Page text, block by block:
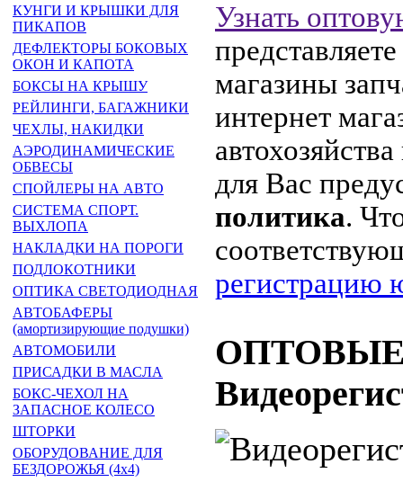
КУНГИ И КРЫШКИ ДЛЯ
ПИКАПОВ
ДЕФЛЕКТОРЫ БОКОВЫХ
ОКОН И КАПОТА
БОКСЫ НА КРЫШУ
РЕЙЛИНГИ, БАГАЖНИКИ
ЧЕХЛЫ, НАКИДКИ
АЭРОДИНАМИЧЕСКИЕ
ОБВЕСЫ
СПОЙЛЕРЫ НА АВТО
СИСТЕМА СПОРТ.
ВЫХЛОПА
НАКЛАДКИ НА ПОРОГИ
ПОДЛОКОТНИКИ
ОПТИКА СВЕТОДИОДНАЯ
АВТОБАФЕРЫ
(амортизирующие подушки)
АВТОМОБИЛИ
ПРИСАДКИ В МАСЛА
БОКС-ЧЕХОЛ НА
ЗАПАСНОЕ КОЛЕСО
ШТОРКИ
ОБОРУДОВАНИЕ ДЛЯ
БЕЗДОРОЖЬЯ (4x4)
Узнать
магазины
интернет
для Вас
политика.
регистрацию